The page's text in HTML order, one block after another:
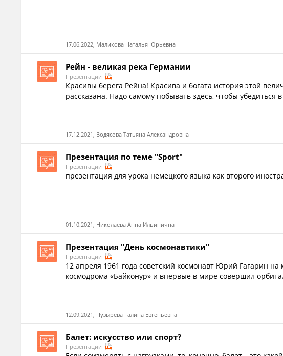
17.06.2022, Маликова Наталья Юрьевна
Рейн - великая река Германии
Презентации
Красивы берега Рейна! Красива и богата история этой
рассказана. Надо самому побывать здесь, чтобы убедиться
17.12.2021, Водясова Татьяна Александровна
Презентация по теме "Sport"
Презентации
презентация для урока немецкого языка как второго
01.10.2021, Николаева Анна Ильинична
Презентация "День космонавтики"
Презентации
12 апреля 1961 года советский космонавт Юрий Гагарин на
космодрома «Байконур» и впервые в мире совершил
12.09.2021, Пузырева Галина Евгеньевна
Балет: искусство или спорт?
Презентации